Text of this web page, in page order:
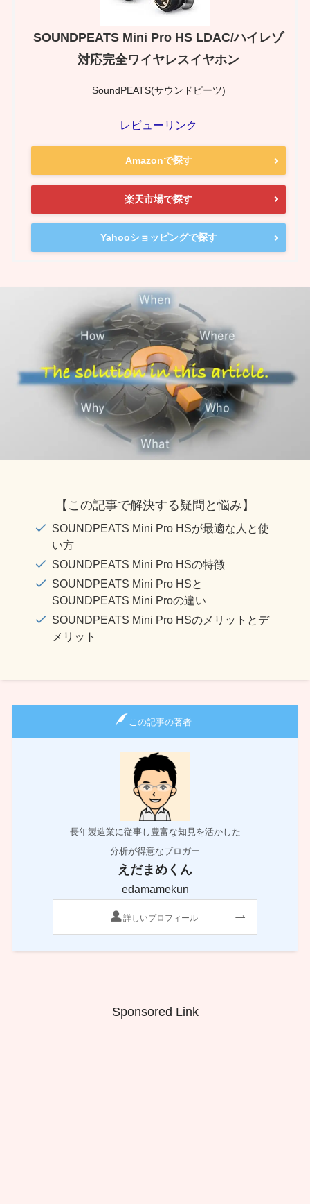
SOUNDPEATS Mini Pro HS LDAC/ハイレゾ
対応完全ワイヤレスイヤホン
SoundPEATS(サウンドピーツ)
レビューリンク
Amazonで探す
楽天市場で探す
Yahooショッピングで探す
【この記事で解決する疑問と悩み】
SOUNDPEATS Mini Pro HSが最適な人と使
い方
SOUNDPEATS Mini Pro HSの特徴
SOUNDPEATS Mini Pro HSと
SOUNDPEATS Mini Proの違い
SOUNDPEATS Mini Pro HSのメリットとデ
メリット
この記事の著者
長年製造業に従事し豊富な知見を活かした
分析が得意なブロガー
えだまめくん
edamamekun
詳しいプロフィール
Sponsored Link